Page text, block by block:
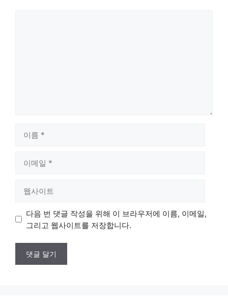
트
다음 번 댓글 작성을 위해 이 브라우저에 이름, 이메일,
그리고 웹사이트를 저장합니다.